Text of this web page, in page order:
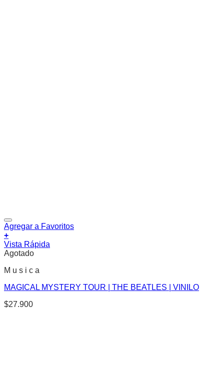
Agregar a Favoritos
+
Vista Rápida
Agotado
M u s i c a
MAGICAL MYSTERY TOUR | THE BEATLES | VINILO
$27.900